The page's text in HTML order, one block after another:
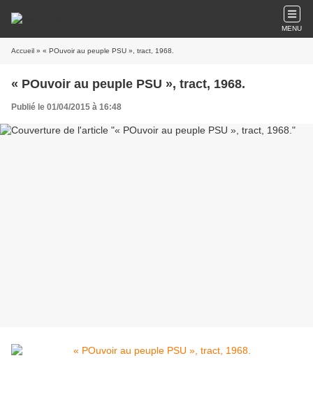
MENU
Accueil » « POuvoir au peuple PSU », tract, 1968.
« POuvoir au peuple PSU », tract, 1968.
Publié le 01/04/2015 à 16:48